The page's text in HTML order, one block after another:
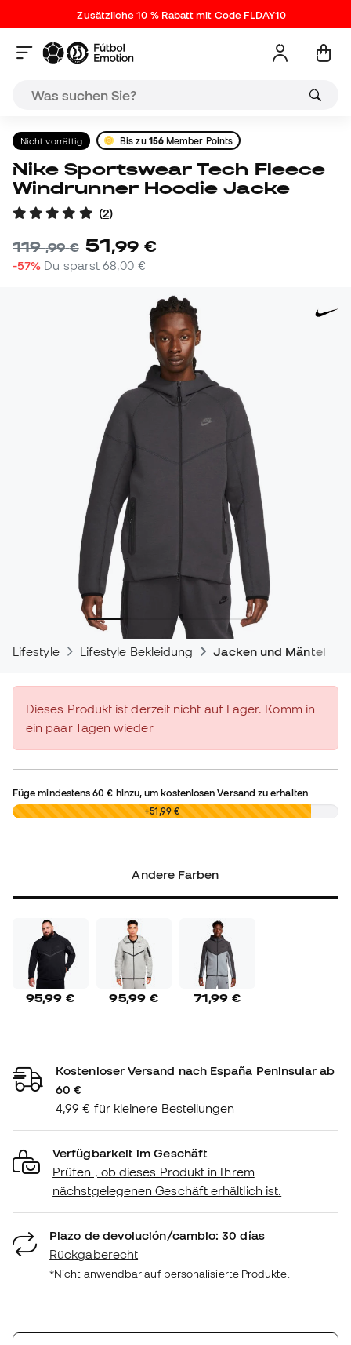
Zusätzliche 10 % Rabatt mit Code FLDAY10
Nicht vorrättig Bis zu 156Member Points
Nike Sportswear Tech Fleece
Windrunner Hoodie Jacke
(2)
119,99 € 51,99 €
-57% Du sparst68,00 €
Lifestyle Lifestyle Bekleidung Jacken und Mäntel
Dieses Produkt ist derzeit nicht auf Lager. Komm in
ein paar Tagen wieder
Füge mindestens60 € hinzu, um kostenlosen Versand zu erhalten
0,00 € +51,99 €
Andere Farben
95,99 € 95,99 € 71,99 €
Kostenloser Versand nach España Peninsular ab
60 €
4,99 € für kleinere Bestellungen
Verfügbarkeit im Geschäft
Prüfen , ob dieses Produkt in Ihrem
nächstgelegenen Geschäft erhältlich ist.
Plazo de devolución/cambio: 30 días
Rückgaberecht
*Nicht anwendbar auf personalisierte Produkte.